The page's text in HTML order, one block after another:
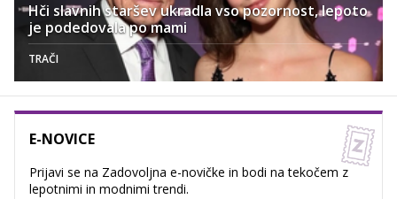
Hči slavnih staršev ukradla vso pozornost, lepoto
je podedovala po mami
TRAČI
E-NOVICE
Prijavi se na Zadovoljna e-novičke in bodi na tekočem z
lepotnimi in modnimi trendi.